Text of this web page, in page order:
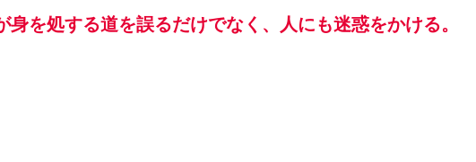
身を処する道を誤るだけでなく、人にも迷惑をかける。